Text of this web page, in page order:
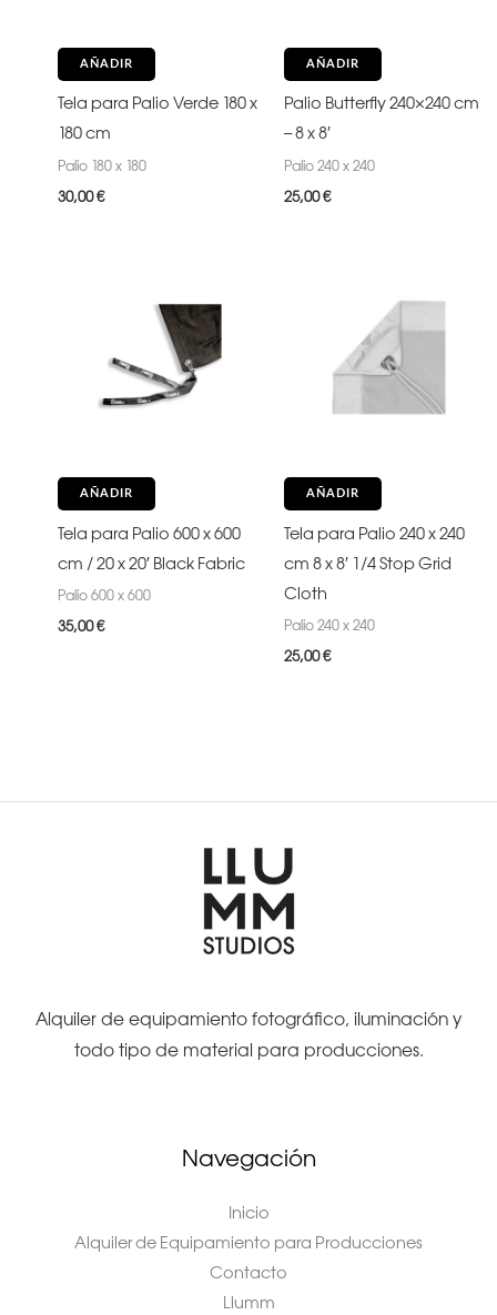
AÑADIR
Tela para Palio Verde 180 x
180 cm
Palio 180 x 180
30,00€
AÑADIR
Palio Butterfly 240×240 cm
– 8 x 8′
Palio 240 x 240
25,00€
AÑADIR
Tela para Palio 600 x 600
cm / 20 x 20′ Black Fabric
Palio 600 x 600
35,00€
AÑADIR
Tela para Palio 240 x 240
cm 8 x 8′ 1/4 Stop Grid
Cloth
Palio 240 x 240
25,00€
Alquiler de equipamiento fotográfico, iluminación y
todo tipo de material para producciones.
Navegación
Inicio
Alquiler de Equipamiento para Producciones
Contacto
Llumm